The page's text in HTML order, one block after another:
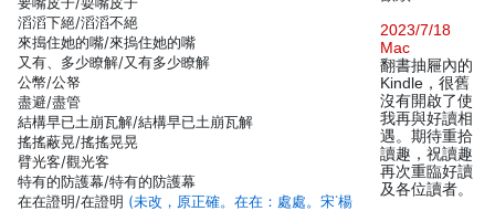
滔滔下絕/滔滔不絕
來搗住她的嘴/來摀住她的嘴
又有、多少瞭解/又有多少瞭解
公幣/公帑
盡避/盡管
結構早已土崩瓦解/結構早已土崩瓦解
搖搖蔽晃/搖搖晃晃
臂光客/觀光客
特有的防護幕/特有的防護幕
在在證明/在證明 (未改，原正確。在在：處處。宋˙楊
2023/7/18
Mac
翻書抽屜內的
Kindle，很舊
沒有開啟了使
我再與好讀相
遇。期待重拾
讀趣，祝讀趣
再次重臨好讀
及各位讀者。